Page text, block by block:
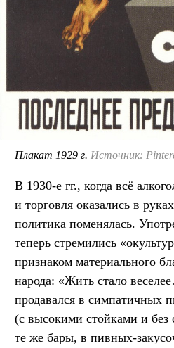
Плакат 1929 г. Источник:
В 1930-е гг., когда всё
и торговля оказались в
политика поменялась.
теперь стремились
признаком материального
народа: «Жить стало
продавался в симпатичных
(с высокими стойками и
те же бары, в пивных-